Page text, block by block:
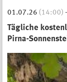
01.07.26 (14:00) -
Tägliche
Pirna-